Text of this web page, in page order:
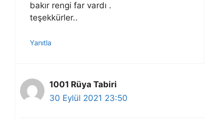
bakır rengi far vardı .
teşekkürler..
Yanıtla
1001 Rüya Tabiri
30 Eylül 2021 23:50